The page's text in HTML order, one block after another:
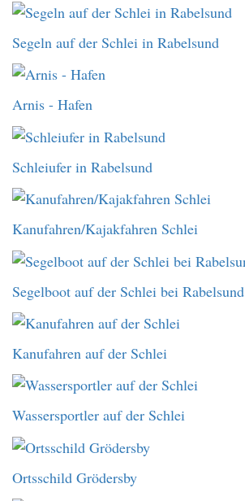
Segeln auf der Schlei in Rabelsund
Arnis - Hafen
Schleiufer in Rabelsund
Kanufahren/Kajakfahren Schlei
Segelboot auf der Schlei bei Rabelsund
Kanufahren auf der Schlei
Wassersportler auf der Schlei
Ortsschild Grödersby